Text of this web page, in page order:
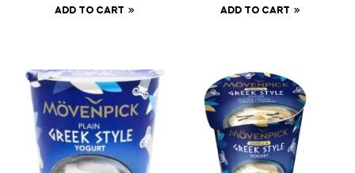
ADD TO CART ADD TO CART